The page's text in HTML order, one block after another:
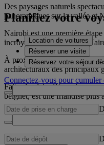
Des paysages naturels
panoramiques sur la vallée et
Nairobi est une première
incroyables, ce qui vaut à
À proximité du parc national,
architecturaux des principaux
Faites le plein d’énergie avec
beignet, est une friandise plus
Planifiez votre
Location de voitures
Réserver une visite
Réservez votre séjour
Connectez-vous pour